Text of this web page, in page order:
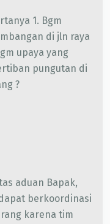
1. Bgm
di jln raya
upaya yang
pungutan di
?
aduan Bapak,
berkoordinasi
karena tim